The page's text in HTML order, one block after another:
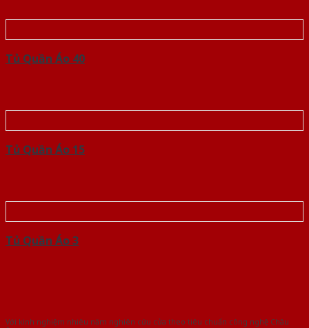
Tủ Quần Áo 40
Tủ Quần Áo 15
Tủ Quần Áo 3
Với kinh nghiệm nhiêu năm nghiên cứu cửa theo tiêu chuẩn công nghệ Châu